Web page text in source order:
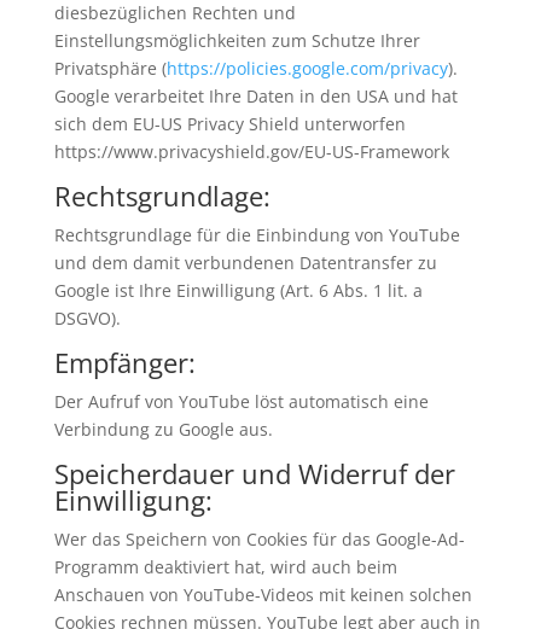
diesbezüglichen Rechten und
Einstellungsmöglichkeiten zum Schutze Ihrer
Privatsphäre (https://policies.google.com/privacy).
Google verarbeitet Ihre Daten in den USA und hat
sich dem EU-US Privacy Shield unterworfen
https://www.privacyshield.gov/EU-US-Framework
Rechtsgrundlage:
Rechtsgrundlage für die Einbindung von YouTube
und dem damit verbundenen Datentransfer zu
Google ist Ihre Einwilligung (Art. 6 Abs. 1 lit. a
DSGVO).
Empfänger:
Der Aufruf von YouTube löst automatisch eine
Verbindung zu Google aus.
Speicherdauer und Widerruf der
Einwilligung:
Wer das Speichern von Cookies für das Google-Ad-
Programm deaktiviert hat, wird auch beim
Anschauen von YouTube-Videos mit keinen solchen
Cookies rechnen müssen. YouTube legt aber auch in